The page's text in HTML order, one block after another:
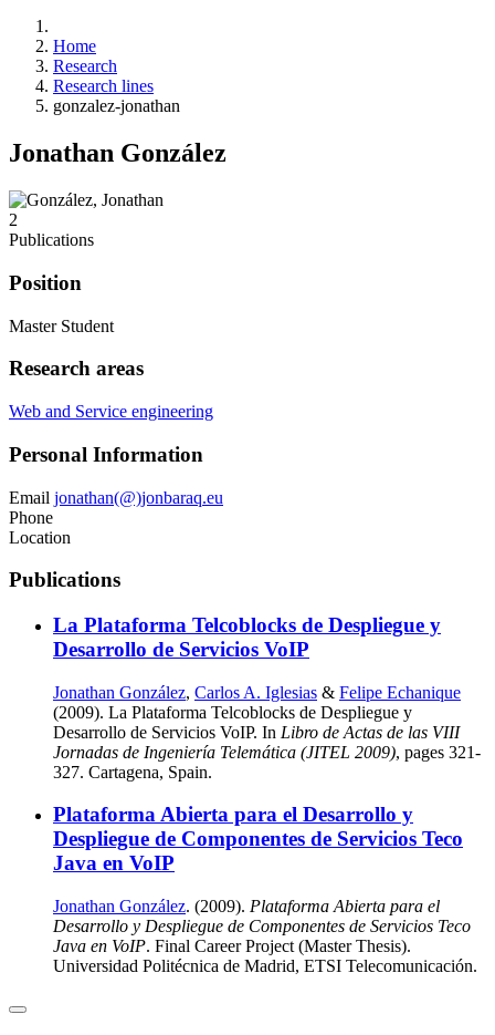
Home
Research
Research lines
gonzalez-jonathan
Jonathan González
2
Publications
Position
Master Student
Research areas
Web and Service engineering
Personal Information
Email jonathan(@)jonbaraq.eu
Phone
Location
Publications
La Plataforma Telcoblocks de Despliegue y
Desarrollo de Servicios VoIP
Jonathan González, Carlos A. Iglesias & Felipe Echanique
(2009). La Plataforma Telcoblocks de Despliegue y
Desarrollo de Servicios VoIP. In Libro de Actas de las VIII
Jornadas de Ingeniería Telemática (JITEL 2009), pages 321-
327. Cartagena, Spain.
Plataforma Abierta para el Desarrollo y
Despliegue de Componentes de Servicios Teco
Java en VoIP
Jonathan González. (2009). Plataforma Abierta para el
Desarrollo y Despliegue de Componentes de Servicios Teco
Java en VoIP. Final Career Project (Master Thesis).
Universidad Politécnica de Madrid, ETSI Telecomunicación.